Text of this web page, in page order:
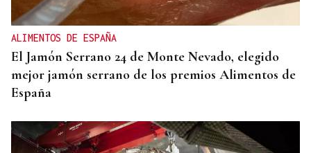
ALIMENTOS DE ESPAÑA
El Jamón Serrano 24 de Monte Nevado, elegido
mejor jamón serrano de los premios Alimentos de
España